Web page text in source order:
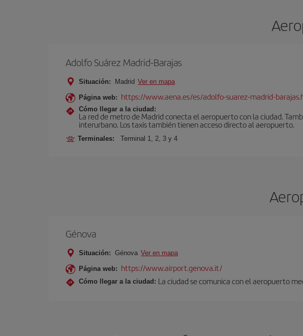
Adolfo Suárez Madrid-Barajas
Situación: Madrid Ver en mapa
Página web: https://www.aena.es/es/adolfo-suarez-madrid-
Cómo llegar a la ciudad:
La red de metro de Madrid conecta el aeropuerto con la ciudad.
interurbano. Los taxis también tienen acceso directo al aeropuerto.
Terminales: Terminal 1, 2, 3 y 4
Génova
Situación: Génova Ver en mapa
Página web: https://www.airport.genova.it/
Cómo llegar a la ciudad: La ciudad se comunica con el aeropuerto